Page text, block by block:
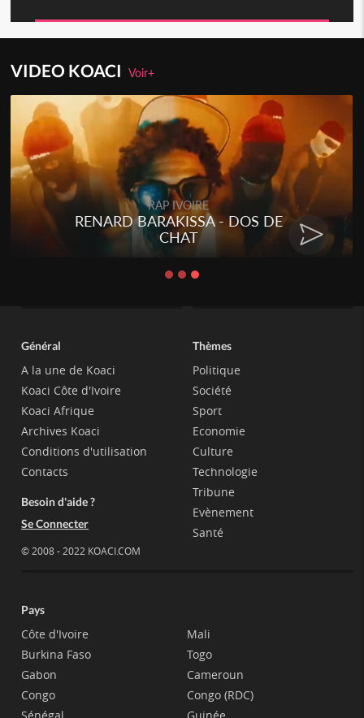
VIDEO KOACIVoir+
RAP IVOIRE
RENARD BARAKISSA - DOS DE
CHAT
Général
A la une de Koaci
Koaci Côte d'Ivoire
Koaci Afrique
Archives Koaci
Conditions d'utilisation
Contacts
Besoin d'aide ?
Se Connecter
© 2008 - 2022 KOACI.COM
Thèmes
Politique
Société
Sport
Economie
Culture
Technologie
Tribune
Evènement
Santé
Pays
Côte d'Ivoire
Burkina Faso
Gabon
Congo
Mali
Togo
Cameroun
Congo (RDC)